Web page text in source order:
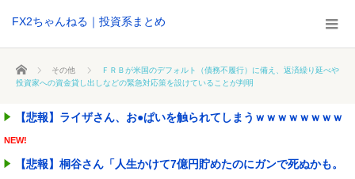
FX2ちゃんねる｜投資系まとめ
ホーム その他
ＦＲＢが米国のデフォルト（債務不履行）に備え、返済繰り延べや
投資家への資金貸し出しなどの緊急対応策を設けていることが判明
【悲報】ライザさん、お●ぱいを触られてしまうｗｗｗｗｗｗｗｗ
NEW!
【悲報】桐谷さん「人生かけて7億円貯めたのにガンで死ぬかも。